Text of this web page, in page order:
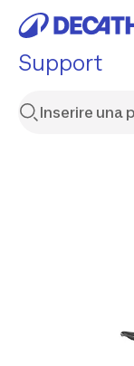
Support